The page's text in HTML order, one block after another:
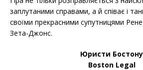
заплутаними справами, а й співає і
своїми прекрасними супутницями Рене
Зета-Джонс.
Юристи Бостону
Boston Legal